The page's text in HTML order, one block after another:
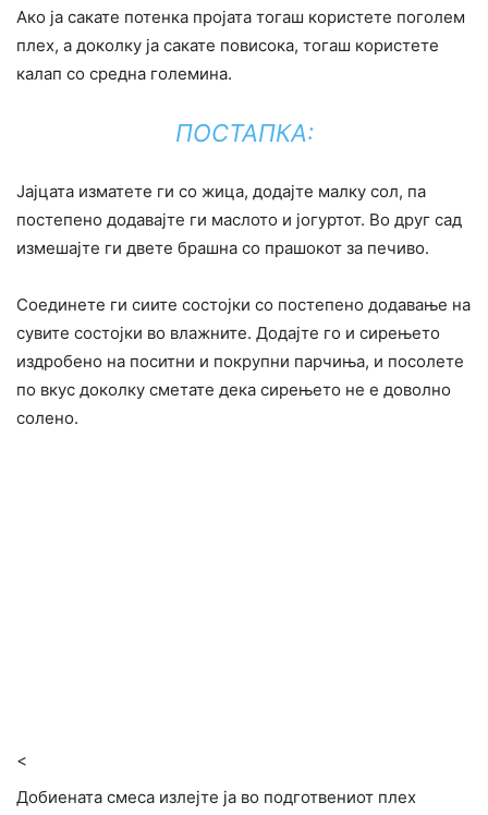
Ако ја сакате потенка пројата тогаш користете поголем
плех, а доколку ја сакате повисока, тогаш користете
калап со средна големина.
ПОСТАПКА:
Јајцата изматете ги со жица, додајте малку сол, па
постепено додавајте ги маслото и јогуртот. Во друг сад
измешајте ги двете брашна со прашокот за печиво.
Соединете ги сиите состојки со постепено додавање на
сувите состојки во влажните. Додајте го и сирењето
издробено на поситни и покрупни парчиња, и посолете
по вкус доколку сметате дека сирењето не е доволно
солено.
<
Добиената смеса излејте ја во подготвениот плех